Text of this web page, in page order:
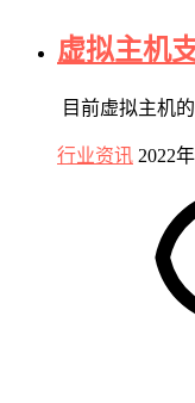
虚拟主机
目前虚拟主机
行业资讯 2022